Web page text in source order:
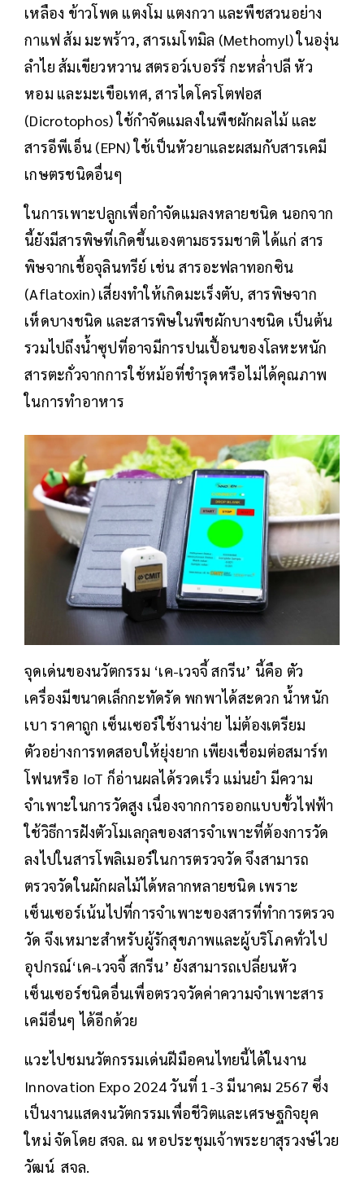
เหลือง ข้าวโพด แตงโม แตงกวา และพืชสวนอย่าง
กาแฟ ส้ม มะพร้าว, สารเมโทมิล (Methomyl) ในองุ่น
ลำไย ส้มเขียวหวาน สตรอว์เบอร์รี่ กะหล่ำปลี หัว
หอม และมะเขือเทศ, สารไดโครโตฟอส
(Dicrotophos) ใช้กำจัดแมลงในพืชผักผลไม้ และ
สารอีพีเอ็น (EPN) ใช้เป็นหัวยาและผสมกับสารเคมี
เกษตรชนิดอื่นๆ
ในการเพาะปลูกเพื่อกำจัดแมลงหลายชนิด นอกจาก
นี้ยังมีสารพิษที่เกิดขึ้นเองตามธรรมชาติ ได้แก่ สาร
พิษจากเชื้อจุลินทรีย์ เช่น สารอะฟลาทอกซิน
(Aflatoxin) เสี่ยงทำให้เกิดมะเร็งตับ, สารพิษจาก
เห็ดบางชนิด และสารพิษในพืชผักบางชนิด เป็นต้น
รวมไปถึงน้ำซุปที่อาจมีการปนเปื้อนของโลหะหนัก
สารตะกั่วจากการใช้หม้อที่ชำรุดหรือไม่ได้คุณภาพ
ในการทำอาหาร
จุดเด่นของนวัตกรรม ‘เค-เวจจี้ สกรีน’ นี้คือ ตัว
เครื่องมีขนาดเล็กกะทัดรัด พกพาได้สะดวก น้ำหนัก
เบา ราคาถูก เซ็นเซอร์ใช้งานง่าย ไม่ต้องเตรียม
ตัวอย่างการทดสอบให้ยุ่งยาก เพียงเชื่อมต่อสมาร์ท
โฟนหรือ IoT ก็อ่านผลได้รวดเร็ว แม่นยำ มีความ
จำเพาะในการวัดสูง เนื่องจากการออกแบบขั้วไฟฟ้า
ใช้วิธีการฝังตัวโมเลกุลของสารจำเพาะที่ต้องการวัด
ลงไปในสารโพลิเมอร์ในการตรวจวัด จึงสามารถ
ตรวจวัดในผักผลไม้ได้หลากหลายชนิด เพราะ
เซ็นเซอร์เน้นไปที่การจำเพาะของสารที่ทำการตรวจ
วัด จึงเหมาะสำหรับผู้รักสุขภาพและผู้บริโภคทั่วไป
อุปกรณ์‘เค-เวจจี้ สกรีน’ ยังสามารถเปลี่ยนหัว
เซ็นเซอร์ชนิดอื่นเพื่อตรวจวัดค่าความจำเพาะสาร
เคมีอื่นๆ ได้อีกด้วย
แวะไปชมนวัตกรรมเด่นฝีมือคนไทยนี้ได้ในงาน
Innovation Expo 2024 วันที่ 1-3 มีนาคม 2567 ซึ่ง
เป็นงานแสดงนวัตกรรมเพื่อชีวิตและเศรษฐกิจยุค
ใหม่ จัดโดย สจล. ณ หอประชุมเจ้าพระยาสุรวงษ์ไวย
วัฒน์ สจล.